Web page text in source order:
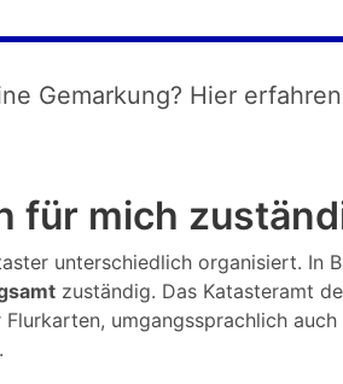
Gemarkung? Hier
für mich
unterschiedlich organisiert.
zuständig. Das Katasteramt
umgangssprachlich